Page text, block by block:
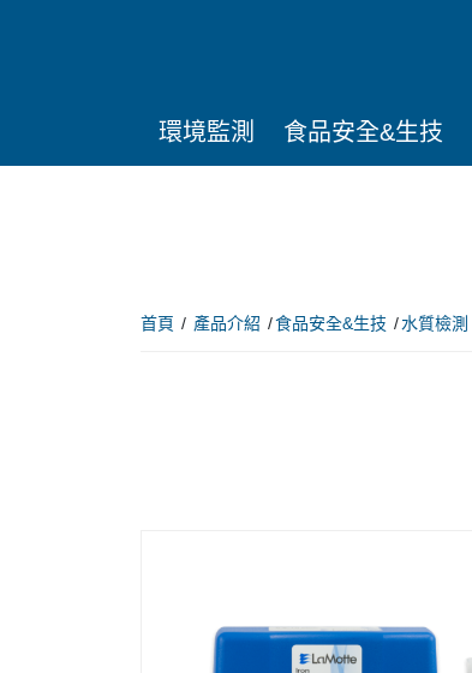
環境監測 食品安全&生技
首頁 產品介紹 食品安全&生技 水質檢測